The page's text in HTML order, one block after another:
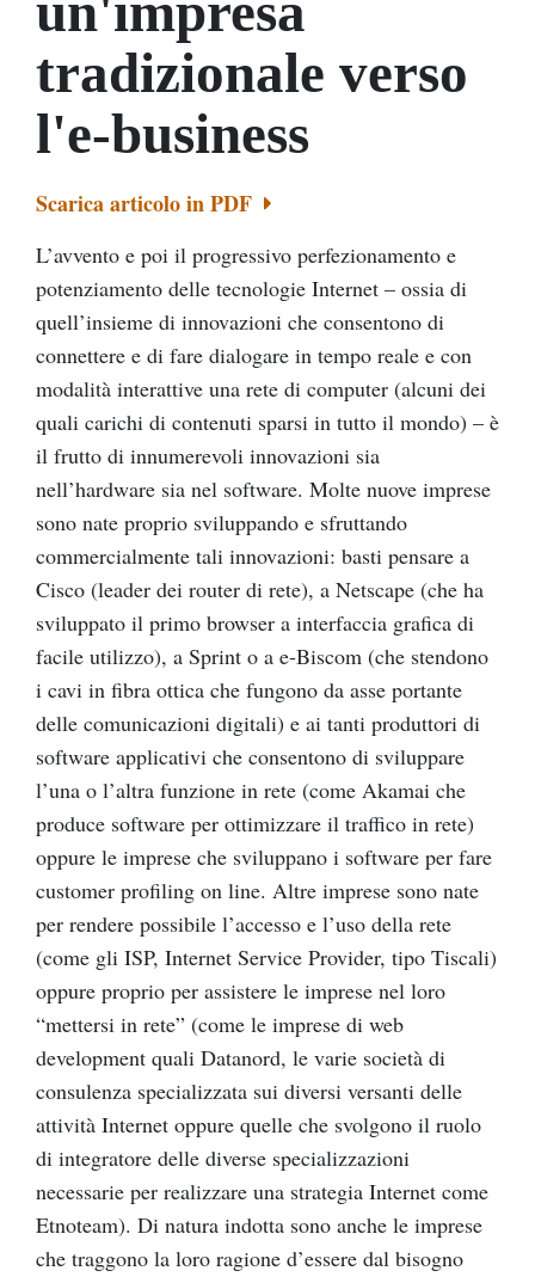
tradizionale verso
l'e-business
Scarica articolo in PDF
L’avvento e poi il progressivo perfezionamento e
potenziamento delle tecnologie Internet – ossia di
quell’insieme di innovazioni che consentono di
connettere e di fare dialogare in tempo reale e con
modalità interattive una rete di computer (alcuni dei
quali carichi di contenuti sparsi in tutto il mondo) – è
il frutto di innumerevoli innovazioni sia
nell’hardware sia nel software. Molte nuove imprese
sono nate proprio sviluppando e sfruttando
commercialmente tali innovazioni: basti pensare a
Cisco (leader dei router di rete), a Netscape (che ha
sviluppato il primo browser a interfaccia grafica di
facile utilizzo), a Sprint o a e-Biscom (che stendono
i cavi in fibra ottica che fungono da asse portante
delle comunicazioni digitali) e ai tanti produttori di
software applicativi che consentono di sviluppare
l’una o l’altra funzione in rete (come Akamai che
produce software per ottimizzare il traffico in rete)
oppure le imprese che sviluppano i software per fare
customer profiling on line. Altre imprese sono nate
per rendere possibile l’accesso e l’uso della rete
(come gli ISP, Internet Service Provider, tipo Tiscali)
oppure proprio per assistere le imprese nel loro
“mettersi in rete” (come le imprese di web
development quali Datanord, le varie società di
consulenza specializzata sui diversi versanti delle
attività Internet oppure quelle che svolgono il ruolo
di integratore delle diverse specializzazioni
necessarie per realizzare una strategia Internet come
Etnoteam). Di natura indotta sono anche le imprese
che traggono la loro ragione d’essere dal bisogno